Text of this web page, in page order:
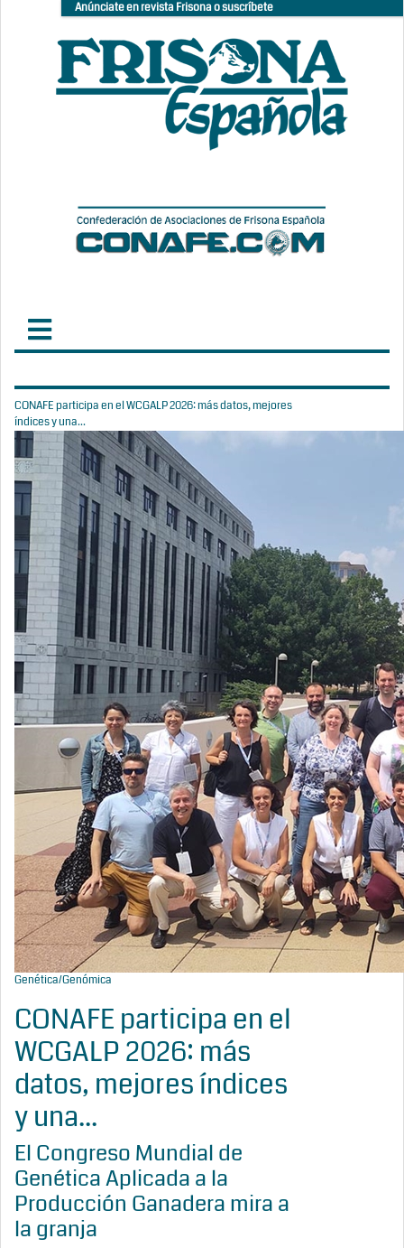
Anúnciate en revista Frisona o suscríbete
CONAFE participa en el WCGALP 2026: más datos, mejores
índices y una...
Genética/Genómica
CONAFE participa en el
WCGALP 2026: más
datos, mejores índices
y una...
El Congreso Mundial de
Genética Aplicada a la
Producción Ganadera mira a
la granja